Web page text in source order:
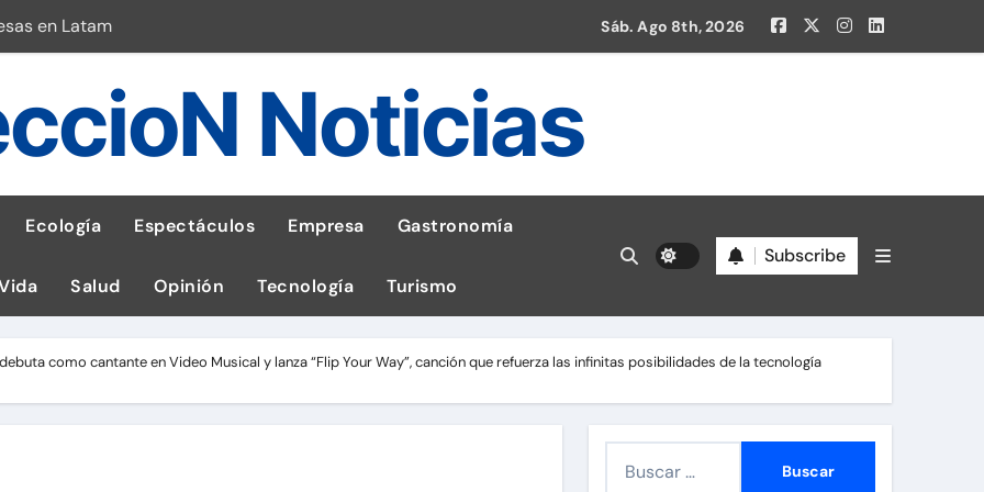
en Latam
de hígado
de GEI en sus operaciones
de celular según OSIPTEL
¡Descarga la app de Meridianbet y gana una jugada gratis en la Liga 1!
Sáb. Ago 8th, 2026
Noticias
Ecología Espectáculos Empresa Gastronomía
Salud Opinión Tecnología Turismo
Subscribe
como cantante en Video Musical y lanza “Flip Your Way”, canción que refuerza las infinitas posibilidades de la tecnología